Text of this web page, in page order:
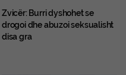
Zvicër: Burri dyshohet se
drogoi dhe abuzoi seksualisht
disa gra